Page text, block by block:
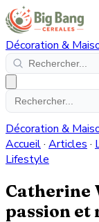
Décoration &
Décoration &
Accueil· Articles ·
Lifestyle
Catherine
passion et